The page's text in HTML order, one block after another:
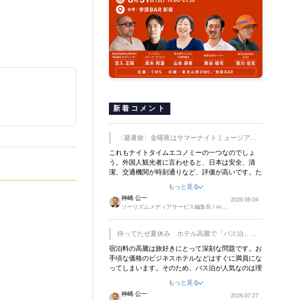
新着コメント
〈避暑旅〉金曜夜はサマーナイトミュージア
ム、都立6施設で
これもナイトタイムエコノミーの一つなのでしょ
う。外国人観光者に言わせると、日本は安全、清
潔、交通機関が時刻通りなど、評価が高いです。た
す。そのような意味で、金曜夜にこのようなイベン
トが行われれば、日本人に限らず外国人にとっても
楽しみが増えるでしょうね。
もっと見る
神崎 公一
ツーリズムメディアサービス編集長 / ㈱ツ
2026.08.04
待ってたぜ夏休み ホテル高騰で「バス泊」人
気
宿泊料の高騰は旅好きにとって深刻な問題です。お
手頃な価格のビジネスホテルなどはすぐに満員にな
ってしまいます。そのため、バス泊が人気なのは理
行をした時は、移動はグレイハウンドバスでした。
夕方から夜の便を利用してホテル代を浮かせていま
もっと見る
神崎 公一
2026.07.27